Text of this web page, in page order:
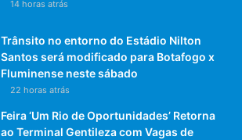
14 horas atrás
Trânsito no entorno do Estádio Nilton
Santos será modificado para Botafogo x
Fluminense neste sábado
22 horas atrás
Feira ‘Um Rio de Oportunidades’ Retorna
ao Terminal Gentileza com Vagas de